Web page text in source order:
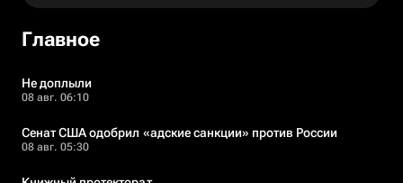
Главное
Не доплыли
08 авг. 06:10
Сенат США одобрил «адские санкции» против России
08 авг. 05:30